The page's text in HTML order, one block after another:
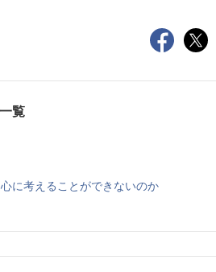
覧
に考えることができないのか